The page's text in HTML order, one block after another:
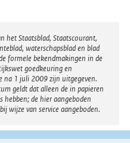
het Staatsblad, Staatscourant,
waterschapsblad en blad
formele bekendmakingen in de
goedkeuring en
na 1 juli 2009 zijn uitgegeven.
geldt dat alleen de in papieren
de hier aangeboden
wijze van service aangeboden.